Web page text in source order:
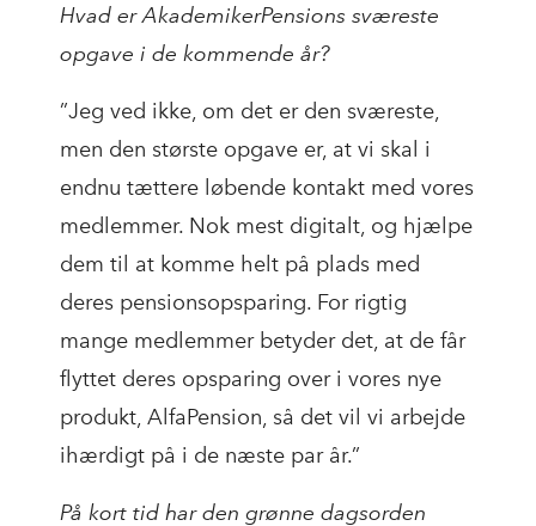
Hvad er AkademikerPensions sværeste
opgave i de kommende år?
”Jeg ved ikke, om det er den sværeste,
men den største opgave er, at vi skal i
endnu tættere løbende kontakt med vores
medlemmer. Nok mest digitalt, og hjælpe
dem til at komme helt på plads med
deres pensionsopsparing. For rigtig
mange medlemmer betyder det, at de får
flyttet deres opsparing over i vores nye
produkt, AlfaPension, så det vil vi arbejde
ihærdigt på i de næste par år.”
På kort tid har den grønne dagsorden